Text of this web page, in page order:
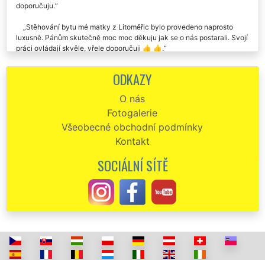
doporučuju.
Stěhování bytu mé matky z Litoměřic bylo provedeno naprosto
luxusně. Pánům skutečně moc moc děkuju jak se o nás postarali. Svojí
práci ovládají skvěle, vřele doporučuji 👍 👍.
Stěhovací firma EXTRA STĚHOVÁNÍ byla velmi profesionální při
stěhování našeho bytu v Litoměřicích, se službami jsme byli velice
Stěhování bytu do Litoměřic. Naprostá spokojenost. O vše se
postarali, neměli jsme s ničím žádné starosti. Chtěl bych pánům touto
cestou poděkovat. Určitě doporučuji využívat tuto společnost EXTRA
Doporučila jsem tyto stěhováky svým klientům. Kluci jsou makáči.
ani rozkoukat a naši klienti byli kompletně přestěhováni. Stěhováci
byli velmi ochotní, ohleduplní a milí. S cenou naprostá spokojenost, co
se domluvilo, to také platilo. Kluky budu rozhodně dál doporučovat.
často nevidí, natož když jsem zjistila, že je to celkem velká
nadnárodní franchisová společnost EXTRA SLUŽBY. Většinou je u
ODKAZY
O nás
Fotogalerie
Všeobecné obchodní podmínky
Kontakt
SOCIÁLNÍ SÍTĚ